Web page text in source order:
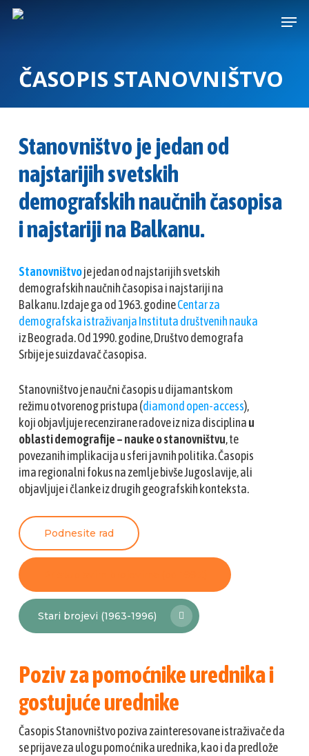
Skip
Menu
ČASOPIS STANOVNIŠTVO
Stanovništvo je jedan od
najstarijih svetskih
demografskih naučnih časopisa
i najstariji na Balkanu.
Stanovništvoje jedan od najstarijih svetskih
demografskih naučnih časopisa i najstariji na
Balkanu. Izdaje ga od 1963. godineCentar za
demografska istraživanja Instituta društvenih nauka
iz Beograda. Od 1990. godine, Društvo demografa
Srbije je suizdavač časopisa.
Stanovništvo je naučni časopis u dijamantskom
režimu otvorenog pristupa (diamond open-access),
koji objavljuje recenzirane radove iz niza disciplinau
oblasti demografije – nauke o stanovništvu, te
povezanih implikacija u sferi javnih politika. Časopis
ima regionalni fokus na zemlje bivše Jugoslavije, ali
objavljuje i članke iz drugih geografskih konteksta.
Podnesite rad
Stari brojevi (1963-1996)
Poziv za pomoćnike urednika i
gostujuće urednike
Časopis Stanovništvo poziva zainteresovane istraživače da
se prijave za ulogu pomoćnika urednika, kao i da predlože